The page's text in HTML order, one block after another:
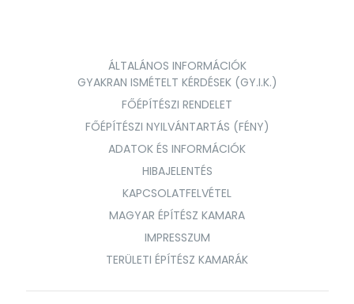
ÁLTALÁNOS INFORMÁCIÓK
GYAKRAN ISMÉTELT KÉRDÉSEK (GY.I.K.)
FŐÉPÍTÉSZI RENDELET
FŐÉPÍTÉSZI NYILVÁNTARTÁS (FÉNY)
ADATOK ÉS INFORMÁCIÓK
HIBAJELENTÉS
KAPCSOLATFELVÉTEL
MAGYAR ÉPÍTÉSZ KAMARA
IMPRESSZUM
TERÜLETI ÉPÍTÉSZ KAMARÁK